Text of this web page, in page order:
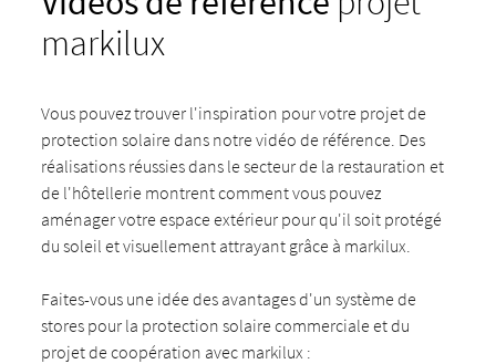
markilux
Vous pouvez trouver l'inspiration pour votre projet de
protection solaire dans notre vidéo de référence. Des
réalisations réussies dans le secteur de la restauration et
de l'hôtellerie montrent comment vous pouvez
aménager votre espace extérieur pour qu'il soit protégé
du soleil et visuellement attrayant grâce à markilux.
Faites-vous une idée des avantages d'un système de
stores pour la protection solaire commerciale et du
projet de coopération avec markilux :